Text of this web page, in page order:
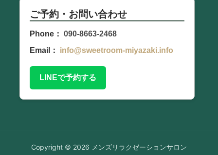
ご予約・お問い合わせ
Phone： 090-8663-2468
Email：
info@sweetroom-miyazaki.info
LINEで予約する
Copyright © 2026 メンズリラクゼーションサロン